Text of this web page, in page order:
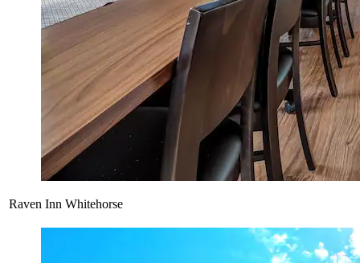
Raven Inn Whitehorse